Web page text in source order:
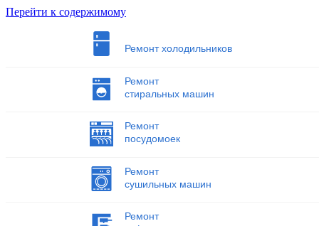
Перейти к содержимому
Ремонт холодильников
Ремонт
стиральных машин
Ремонт
посудомоек
Ремонт
сушильных машин
Ремонт